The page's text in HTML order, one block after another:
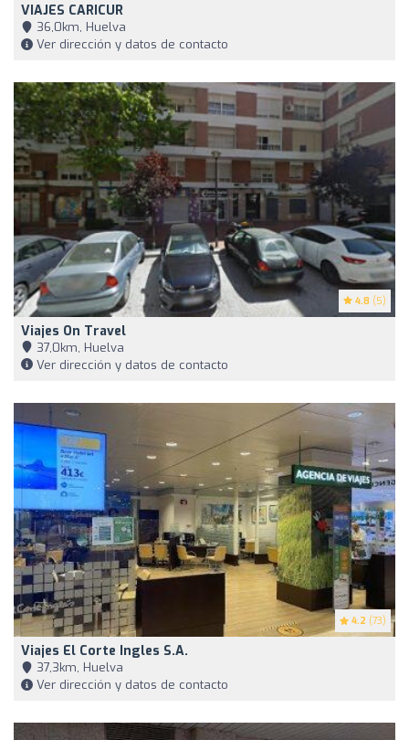
VIAJES CARICUR
36,0km, Huelva
Ver dirección y datos de contacto
4.8 (5)
Viajes On Travel
37,0km, Huelva
Ver dirección y datos de contacto
4.2 (73)
Viajes El Corte Ingles S.A.
37,3km, Huelva
Ver dirección y datos de contacto